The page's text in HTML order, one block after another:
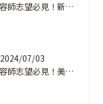
美容師志望必見！新たな価値を創造する美容室でハイレベルな技術を学べる環境
2024/07/03
美容師志望必見！美容室NEWSTANDARDで最高のスキルアップを目指そう！